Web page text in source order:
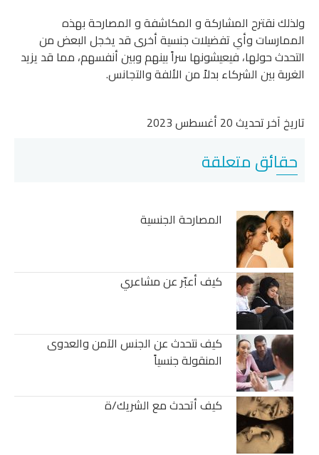
ولذلك نقترح المشاركة و المكاشفة و المصارحة بهذه
الممارسات وأي تفضيلات جنسية أخرى قد يخجل البعض من
التحدث حولها، فيعيشونها سراً بينهم وبين أنفسهم، مما قد يزيد
الغربة بين الشركاء بدلاً من الألفة والتجانس.
تاريخ آخر تحديث 20 أغسطس 2023
حقائق متعلقة
المصارحة الجنسية
كيف أعبّر عن مشاعري
كيف نتحدث عن الجنس الآمن والعدوى
المنقولة جنسياً
كيف أتحدث مع الشريك/ة